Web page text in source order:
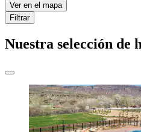
Ver en el mapa
Filtrar
Nuestra selección de